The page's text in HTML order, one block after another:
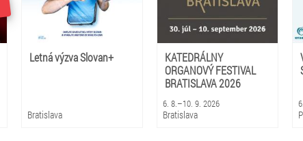
Letná výzva Slovan+
Bratislava
KATEDRÁLNY
ORGANOVÝ FESTIVAL
BRATISLAVA 2026
6. 8.–10. 9. 2026
Bratislava